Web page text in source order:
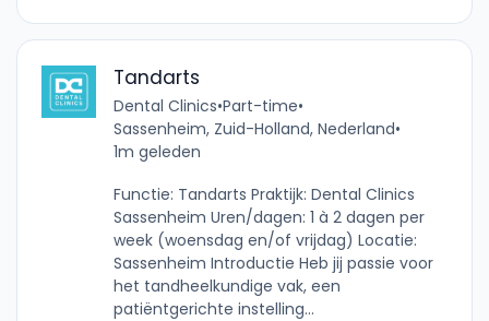
Tandarts
Dental Clinics•Part-time•
Sassenheim, Zuid-Holland, Nederland•
1m geleden
Functie: Tandarts Praktijk: Dental Clinics
Sassenheim Uren/dagen: 1 à 2 dagen per
week (woensdag en/of vrijdag) Locatie:
Sassenheim Introductie Heb jij passie voor
het tandheelkundige vak, een
patiëntgerichte instelling...